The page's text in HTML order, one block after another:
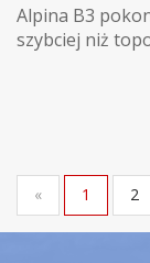
Alpina B3
szybciej niż
« 1 2